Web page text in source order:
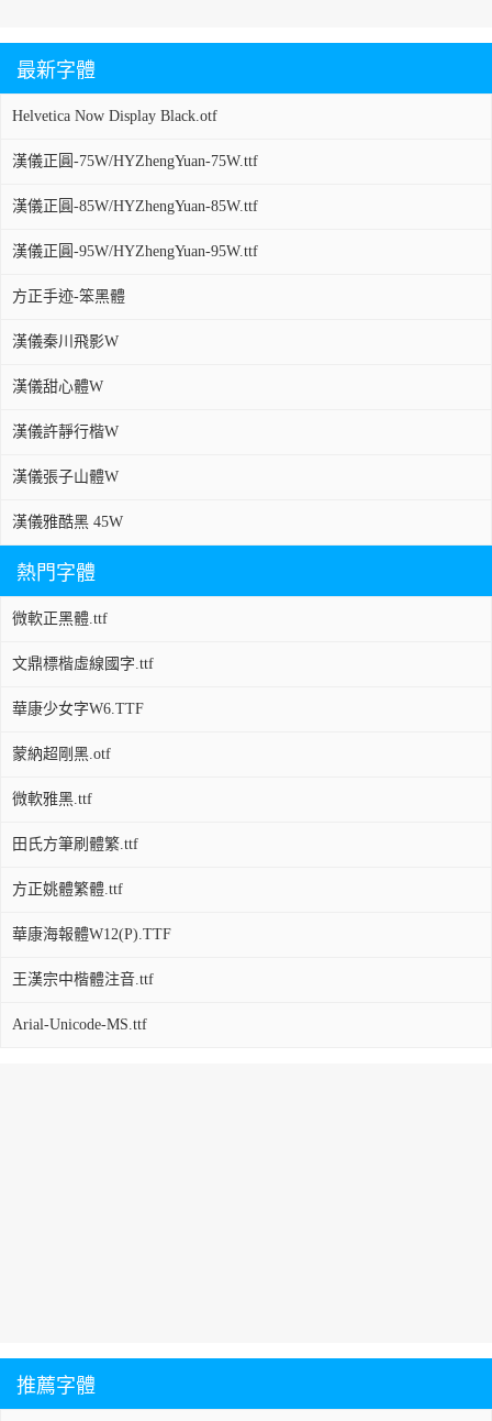
最新字體
Helvetica Now Display Black.otf
漢儀正圓-75W/HYZhengYuan-75W.ttf
漢儀正圓-85W/HYZhengYuan-85W.ttf
漢儀正圓-95W/HYZhengYuan-95W.ttf
方正手迹-笨黑體
漢儀秦川飛影W
漢儀甜心體W
漢儀許靜行楷W
漢儀張子山體W
漢儀雅酷黑 45W
熱門字體
微軟正黑體.ttf
文鼎標楷虛線國字.ttf
華康少女字W6.TTF
蒙納超剛黑.otf
微軟雅黑.ttf
田氏方筆刷體繁.ttf
方正姚體繁體.ttf
華康海報體W12(P).TTF
王漢宗中楷體注音.ttf
Arial-Unicode-MS.ttf
推薦字體